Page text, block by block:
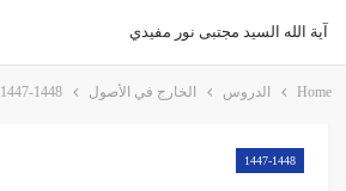
آية الله السيد مجتبى نور مفيدي
Home الدروس الخارج في الأصول 1447-1448
1447-1448